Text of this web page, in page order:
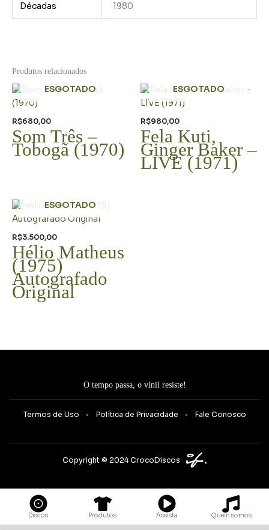
Décadas 1980
Produtos relacionados
ESGOTADO
R$680,00
Som Três –
Tobogã (1970)
ESGOTADO
R$980,00
Fela Kuti,
Ginger Baker –
LIVE (1971)
ESGOTADO
R$3.500,00
Hélio Matheus
(1975)
Autografado
Original
O tempo passa, o vinil resiste!
Termos de Uso Política de Privacidade Fale Conosco
Copyright © 2024 CrocoDiscos
Discos Produtos Assista Quem somos